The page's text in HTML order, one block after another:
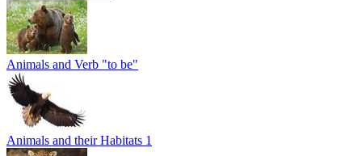
Animals and Verb "to be"
Animals and their Habitats 1